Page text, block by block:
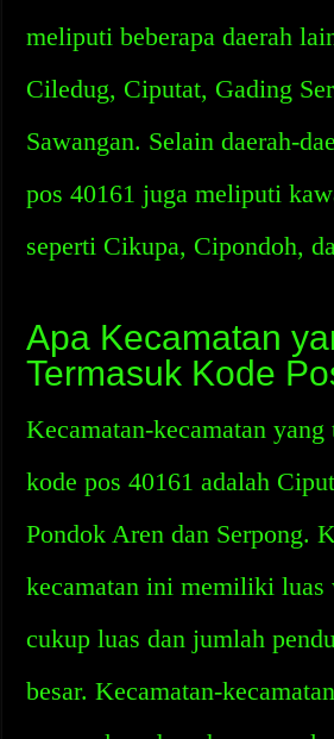
meliputi beberapa daerah
Ciledug, Ciputat, Gading
Sawangan. Selain daerah-
pos 40161 juga meliputi
seperti Cikupa, Cipondoh,
Apa Kecamatan
Termasuk Kode
Kecamatan-kecamatan
kode pos 40161 adalah
Pondok Aren dan Serpong.
kecamatan ini memiliki luas
cukup luas dan jumlah
besar. Kecamatan-